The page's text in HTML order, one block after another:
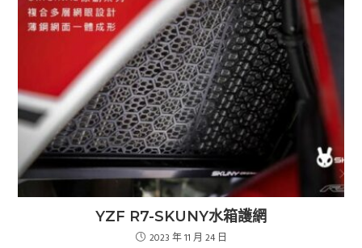
YZF R7-SKUNY水箱護網
2023 年 11 月 24 日